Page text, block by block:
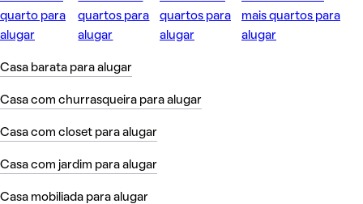
quarto para
alugar
quartos para
alugar
quartos para
alugar
mais quartos para
alugar
Casa barata para alugar
Casa com churrasqueira para alugar
Casa com closet para alugar
Casa com jardim para alugar
Casa mobiliada para alugar